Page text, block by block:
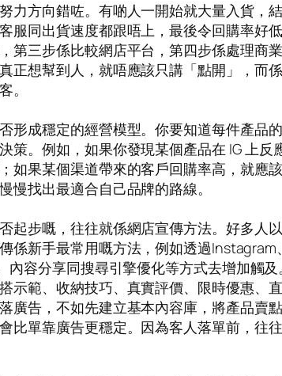
力方向錯咗。有啲人一開始就大量入貨，
服同出貨速度都跟唔上，最後令回購率好
第三步係比較網店平台，第四步係處理商
正想幫到人，就唔應該只講「點開」，而
。
成穩定的經營模型。你要知道每件產品
。例如，如果你發現某個產品在 IG 上
如果某個渠道帶來的客戶回購率高，就應
找出最適合自己品牌的路線。
起步嘅，往往就係網店宣傳方法。好多人
新手最常用嘅方法，例如透過
容分享同搜尋引擎優化等方式去增加觸
示範、收納技巧、真實評價、限時優惠、
告，不如先建立基本內容庫，將產品賣
比單靠廣告更穩定。因為客人落單前，往